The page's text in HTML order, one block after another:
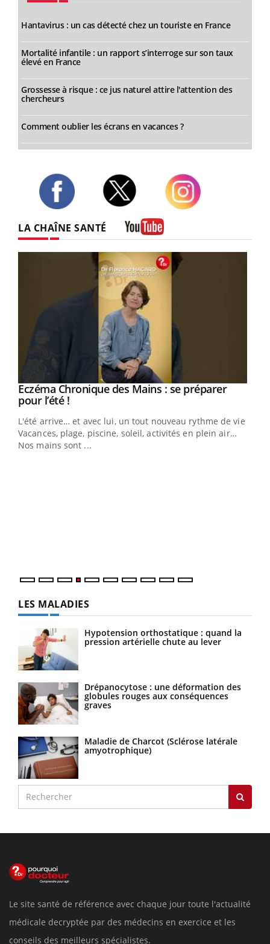
Hantavirus : un cas détecté chez un touriste en France
Mortalité infantile : un rapport s’interroge sur son taux
élevé en France
Grossesse à risque : ce jus naturel attire l'attention des
chercheurs
Comment oublier les écrans en vacances ?
LA CHAÎNE SANTÉ
Youtube
Eczéma Chronique des Mains : se préparer
pour l’été !Youtube
L'été arrive… et avec lui, un tout nouveau rythme de vie !
Vacances, plage, piscine, soleil, activités en plein air…
Nos mains sont ...
LES MALADIES
Hypotension orthostatique : quand la
pression artérielle chute au lever
Drépanocytose : une déformation des
globules rouges aux conséquences
graves
Maladie de Charcot (Sclérose latérale
amyotrophique)
Le site santé de référence avec chaque jour toute l'actualité
médicale decryptée par des médecins en exercice et les
conseils des meilleurs spécialistes.